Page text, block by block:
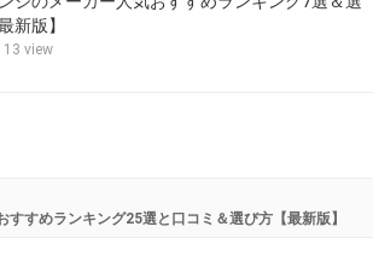
新版】
view
すすめランキング25選と口コミ＆選び方【最新版】